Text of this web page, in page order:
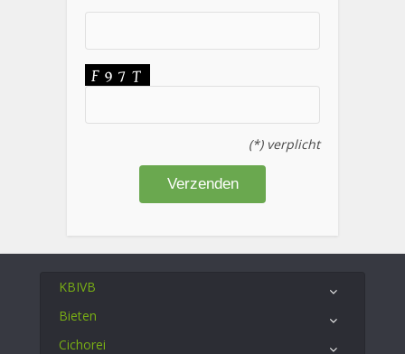
(*) verplicht
KBIVB
Bieten
Cichorei